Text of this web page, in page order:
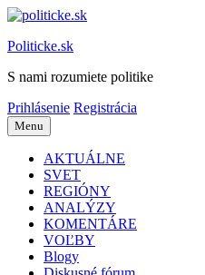
Preskočiť
obsah
Politicke.sk
S nami rozumiete politike
Prihlásenie Registrácia
Menu
AKTUÁLNE
SVET
REGIÓNY
ANALÝZY
KOMENTÁRE
VOĽBY
Blogy